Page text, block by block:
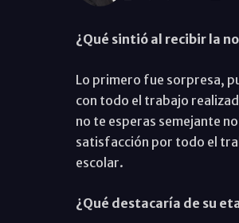
¿Qué sintió al recibir la
Lo primero fue sorpresa,
con todo el trabajo
no te esperas semejante
satisfacción por todo el
escolar.
¿Qué destacaría de su